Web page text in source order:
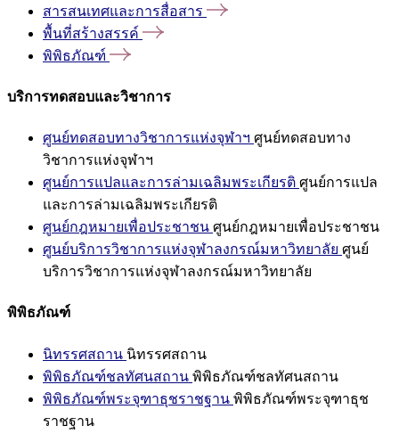
สารสนเทศและการสื่อสาร
พื้นที่สร้างสรรค์
พิพิธภัณฑ์
บริการทดสอบและวิชาการ
ศูนย์ทดสอบทางวิชาการแห่งจุฬาฯ ศูนย์ทดสอบทาง
วิชาการแห่งจุฬาฯ
ศูนย์การแปลและการล่ามเฉลิมพระเกียรติ ศูนย์การแปล
และการล่ามเฉลิมพระเกียรติ
ศูนย์กฎหมายเพื่อประชาชน ศูนย์กฎหมายเพื่อประชาชน
ศูนย์บริการวิชาการแห่งจุฬาลงกรณ์มหาวิทยาลัย ศูนย์
บริการวิชาการแห่งจุฬาลงกรณ์มหาวิทยาลัย
พิพิธภัณฑ์
นิทรรศสถาน นิทรรศสถาน
พิพิธภัณฑ์ชลทัศนสถาน พิพิธภัณฑ์ชลทัศนสถาน
พิพิธภัณฑ์พระจุฑาธุชราชฐาน พิพิธภัณฑ์พระจุฑาธุช
ราชฐาน